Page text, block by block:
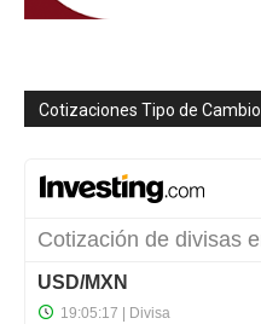
Cotizaciones Tipo de Cambio